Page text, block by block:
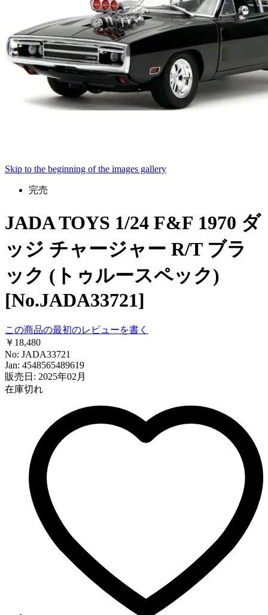
Skip to the beginning of the images gallery
完売
JADA TOYS 1/24 F&F 1970 ダ
ッジ チャージャー R/T ブラ
ック (トゥルースペック)
[No.JADA33721]
この商品の最初のレビューを書く
￥18,480
No: JADA33721
Jan: 4548565489619
販売日: 2025年02月
在庫切れ